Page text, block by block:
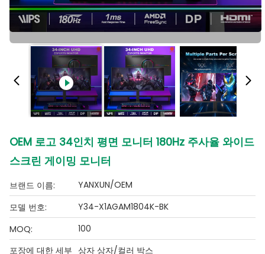
OEM 로고 34인치 평면 모니터 180Hz 주사율 와이드
스크린 게이밍 모니터
브랜드 이름:
YANXUN/OEM
모델 번호:
Y34-X1AGAM1804K-BK
MOQ:
100
포장에 대한 세부 상자 상자/컬러 박스